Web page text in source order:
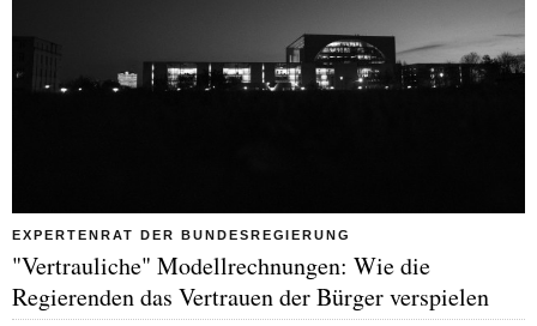
EXPERTENRAT DER BUNDESREGIERUNG
"Vertrauliche" Modellrechnungen: Wie die
Regierenden das Vertrauen der Bürger verspielen